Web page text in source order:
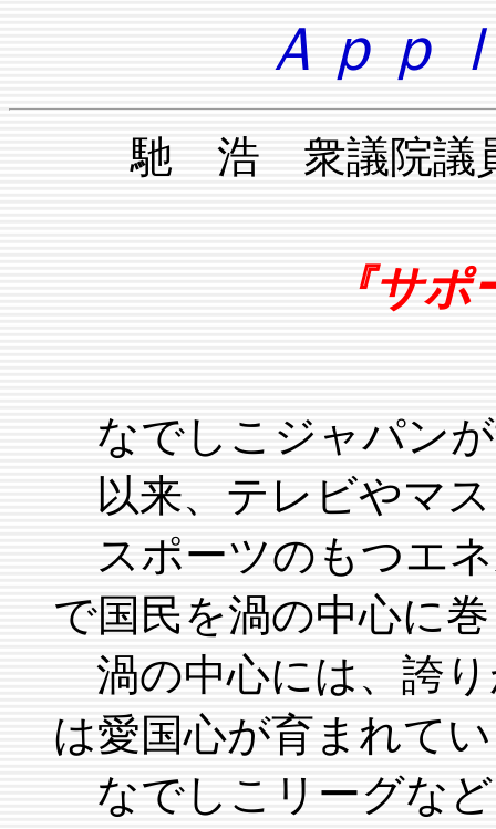
Ａｐｐ
馳 浩 衆議院
『サ
なでしこジャパン
以来、テレビやマ
スポーツのもつエ
で国民を渦の中心に
渦の中心には、誇
は愛国心が育まれて
なでしこリーグな